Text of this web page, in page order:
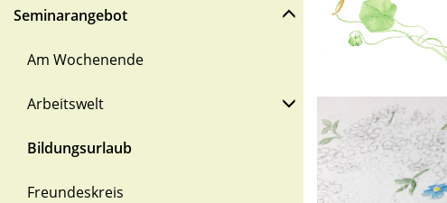
Seminarangebot
Am Wochenende
Arbeitswelt
Bildungsurlaub
Freundeskreis